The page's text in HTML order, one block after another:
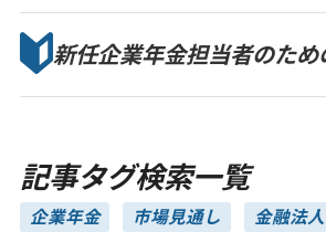
新任企業年金担当者のため
記事タグ検索一覧
企業年金 市場見通し 金融法人